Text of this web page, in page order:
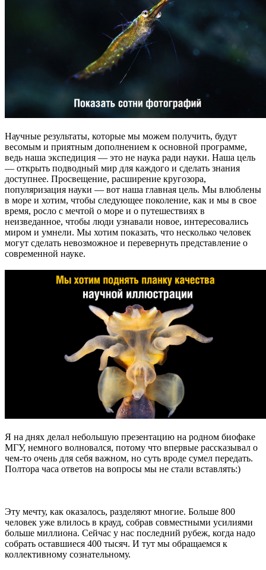
Научные результаты, которые мы можем получить, будут
весомым и приятным дополнением к основной программе,
ведь наша экспедиция — это не наука ради науки. Наша цель
— открыть подводный мир для каждого и сделать знания
доступнее. Просвещение, расширение кругозора,
популяризация науки — вот наша главная цель. Мы влюблены
в море и хотим, чтобы следующее поколение, как и мы в свое
время, росло с мечтой о море и о путешествиях в
неизведанное, чтобы люди узнавали новое, интересовались
миром и умнели. Мы хотим показать, что несколько человек
могут сделать невозможное и перевернуть представление о
современной науке.
Я на днях делал небольшую презентацию на родном биофаке
МГУ, немного волновался, потому что впервые рассказывал о
чем-то очень для себя важном, но суть вроде сумел передать.
Полтора часа ответов на вопросы мы не стали вставлять:)
Эту мечту, как оказалось, разделяют многие. Больше 800
человек уже влилось в крауд, собрав совместными усилиями
больше миллиона. Сейчас у нас последний рубеж, когда надо
собрать оставшиеся 400 тысяч. И тут мы обращаемся к
коллективному сознательному.